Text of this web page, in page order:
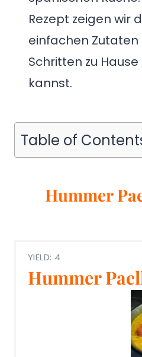
Rezept zeigen wir
einfachen Zutaten
Schritten zu
kannst.
Table of
Hummer
YIELD: 4
Hummer